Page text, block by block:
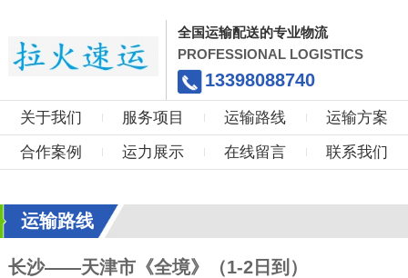
全国运输配送的专业物流
PROFESSIONAL LOGISTICS
13398088740
关于我们 服务项目 运输路线 运输方案
合作案例 运力展示 在线留言 联系我们
运输路线
长沙——天津市《全境》（1-2日到）